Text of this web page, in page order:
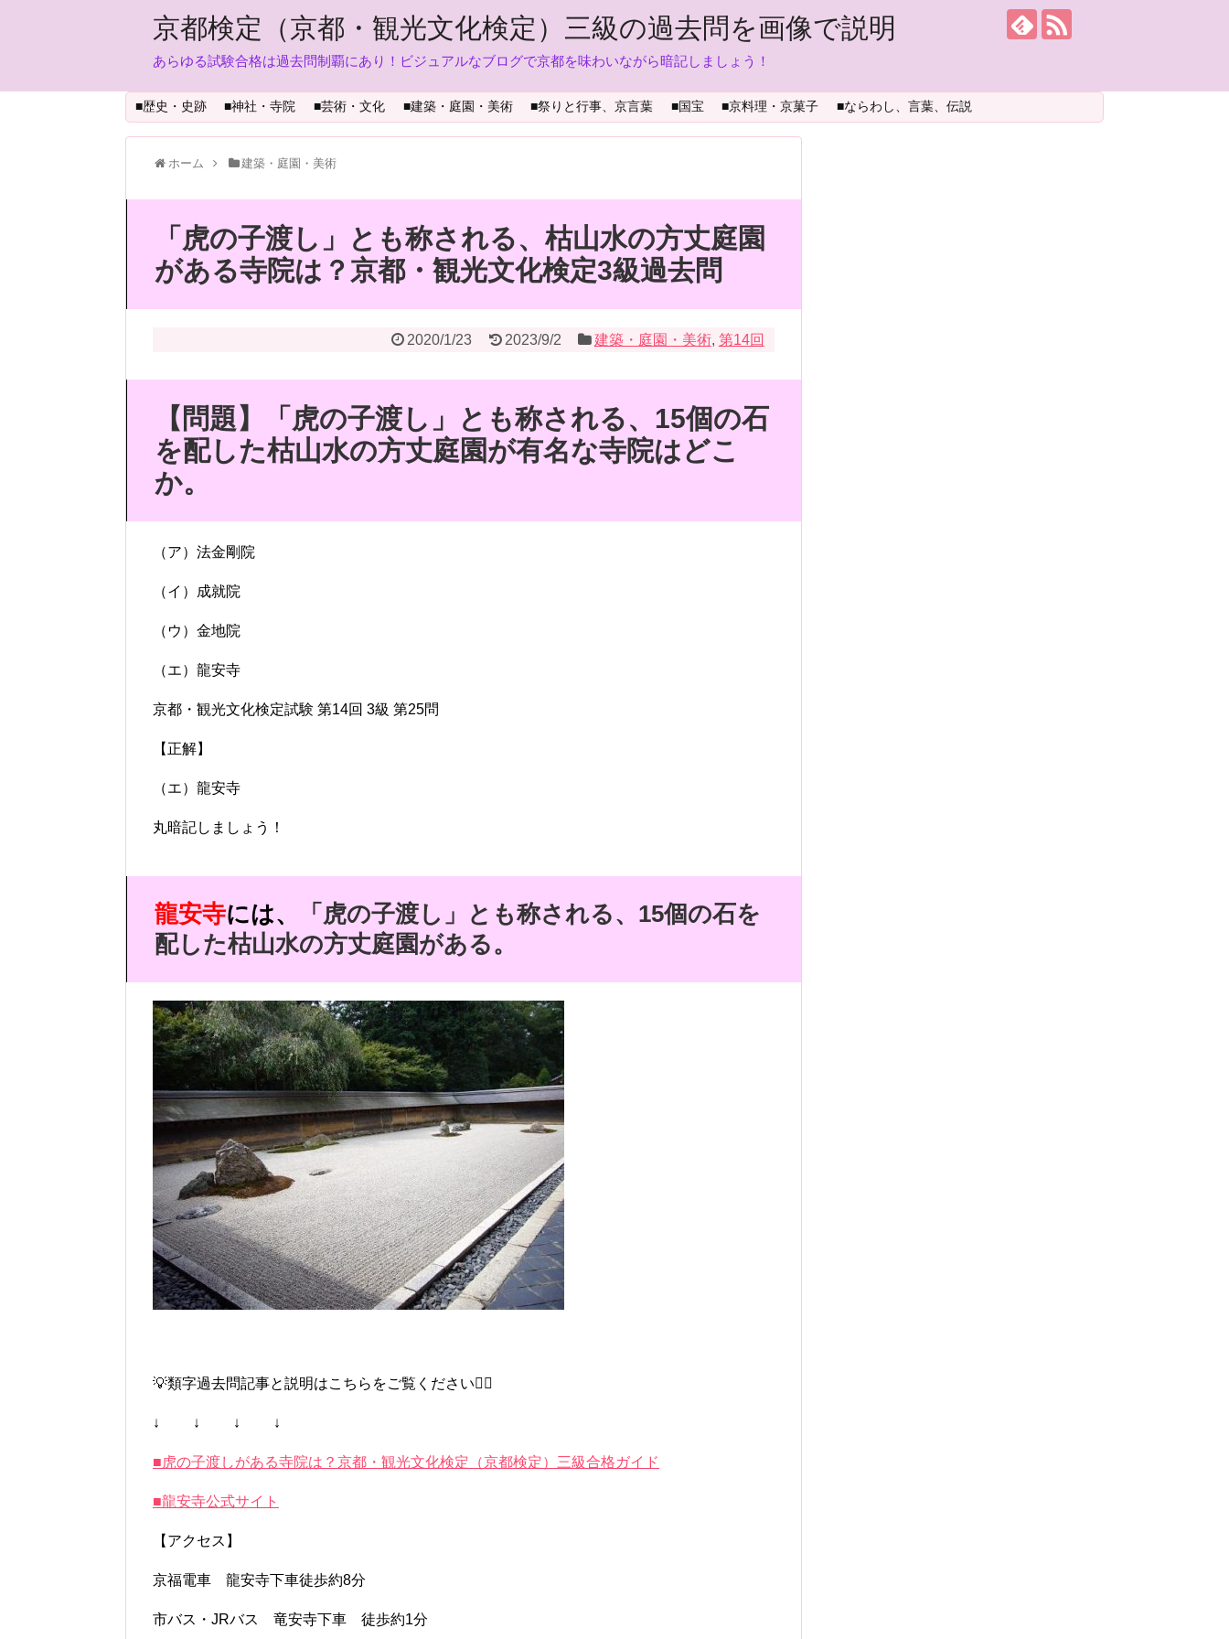
京都検定（京都・観光文化検定）三級の過去問を画像で説明
あらゆる試験合格は過去問制覇にあり！ビジュアルなブログで京都を味わいながら暗記しましょう！
■歴史・史跡 ■神社・寺院 ■芸術・文化 ■建築・庭園・美術 ■祭りと行事、京言葉 ■国宝 ■京料理・京菓子 ■ならわし、言葉、伝説
ホーム 建築・庭園・美術
「虎の子渡し」とも称される、枯山水の方丈庭園
がある寺院は？京都・観光文化検定3級過去問
2020/1/23 2023/9/2 建築・庭園・美術, 第14回
【問題】「虎の子渡し」とも称される、15個の石
を配した枯山水の方丈庭園が有名な寺院はどこ
か。
（ア）法金剛院
（イ）成就院
（ウ）金地院
（エ）龍安寺
京都・観光文化検定試験 第14回 3級 第25問
【正解】
（エ）龍安寺
丸暗記しましょう！
龍安寺には、 「虎の子渡し」とも称される、 15個の石を
配した枯山水の方丈庭園がある。
💡類字過去問記事と説明はこちらをご覧ください💁‍♀️
↓ ↓ ↓ ↓
■虎の子渡しがある寺院は？京都・観光文化検定（京都検定）三級合格ガイド
■龍安寺公式サイト
【アクセス】
京福電車 龍安寺下車徒歩約8分
市バス・JRバス 竜安寺下車 徒歩約1分